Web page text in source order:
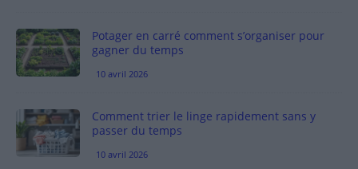
Potager en carré comment s’organiser pour
gagner du temps
10 avril 2026
Comment trier le linge rapidement sans y
passer du temps
10 avril 2026